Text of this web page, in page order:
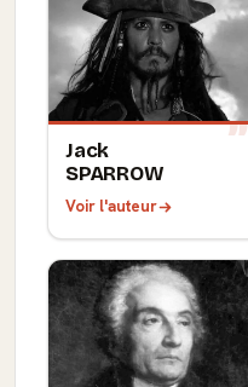
Jack
SPARROW
Voir l'auteur